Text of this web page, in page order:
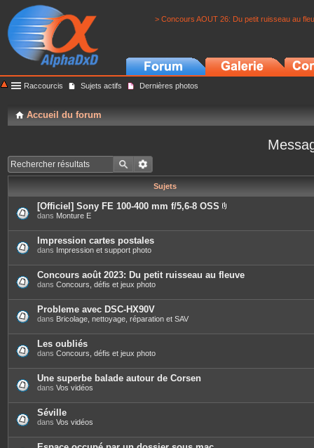
> Concours AOUT 26: Du petit ruisseau au
Raccourcis Sujets actifs Dernières photos
Accueil du forum
Sujets
[Officiel] Sony FE 100-400 mm f/5,6-8 OSS
è
j
o
i
t
dans Monture E
Impression cartes postales
dans Impression et support photo
Concours août 2023: Du petit ruisseau au fleuve
dans Concours, défis et jeux photo
Probleme avec DSC-HX90V
dans Bricolage, nettoyage, réparation et SAV
Les oubliés
dans Concours, défis et jeux photo
Une superbe balade autour de Corsen
dans Vos vidéos
Séville
dans Vos vidéos